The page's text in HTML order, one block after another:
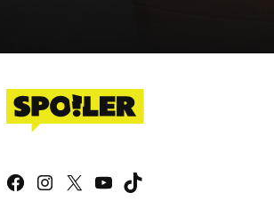
Facebook
Instagram
X YouTube